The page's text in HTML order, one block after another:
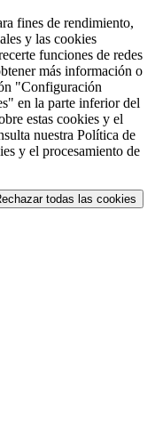
fines de rendimiento,
y las cookies
funciones de redes
más información o
"Configuración
en la parte inferior del
estas cookies y el
nuestra Política de
y el procesamiento de
todas las cookies